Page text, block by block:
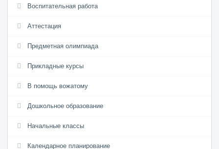
Воспитательная работа
Аттестация
Предметная олимпиада
Прикладные курсы
В помощь вожатому
Дошкольное образование
Начальные классы
Календарное планирование